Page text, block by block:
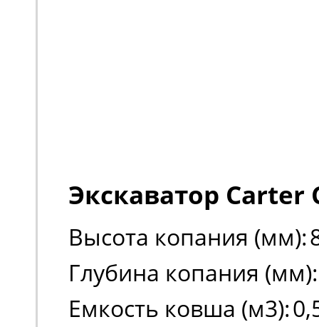
Экскаватор Carter
Высота копания (мм):
Глубина копания (мм):
Емкость ковша (м3):